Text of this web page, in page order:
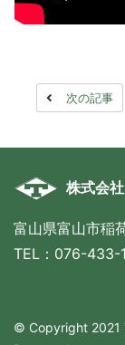
次の記事
株式会
富山県富山市稲
TEL：076-433-
© Copyright 2021